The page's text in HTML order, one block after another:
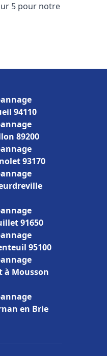
5 pour notre
94110
89200
93170
91650
95100
à Mousson
en Brie